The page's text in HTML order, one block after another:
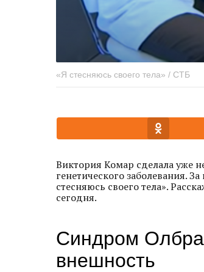
«Я стесняюсь своего тела» / СТБ
Виктория Комар сделала уже
генетического заболевания.
стесняюсь своего тела».
сегодня.
Синдром
внешность